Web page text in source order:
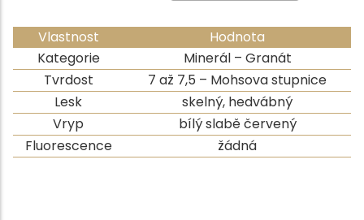
Vlastnost
Hodnota
Kategorie
Minerál – Granát
Tvrdost
7 až 7,5 – Mohsova stupnice
Lesk
skelný, hedvábný
Vryp
bílý slabě červený
Fluorescence
žádná